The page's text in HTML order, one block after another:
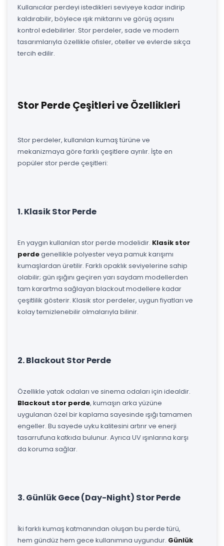
Kullanıcılar perdeyi istedikleri seviyeye kadar indirip
kaldırabilir, böylece ışık miktarını ve görüş açısını
kontrol edebilirler. Stor perdeler, sade ve modern
tasarımlarıyla özellikle ofisler, oteller ve evlerde sıkça
tercih edilir.
Stor Perde Çeşitleri ve Özellikleri
Stor perdeler, kullanılan kumaş türüne ve
mekanizmaya göre farklı çeşitlere ayrılır. İşte en
popüler stor perde çeşitleri:
1. Klasik Stor Perde
En yaygın kullanılan stor perde modelidir. Klasik stor
perdegenellikle polyester veya pamuk karışımı
kumaşlardan üretilir. Farklı opaklık seviyelerine sahip
olabilir; gün ışığını geçiren yarı saydam modellerden
tam karartma sağlayan blackout modellere kadar
çeşitlilik gösterir. Klasik stor perdeler, uygun fiyatları ve
kolay temizlenebilir olmalarıyla bilinir.
2. Blackout Stor Perde
Özellikle yatak odaları ve sinema odaları için idealdir.
Blackout stor perde, kumaşın arka yüzüne
uygulanan özel bir kaplama sayesinde ışığı tamamen
engeller. Bu sayede uyku kalitesini artırır ve enerji
tasarrufuna katkıda bulunur. Ayrıca UV ışınlarına karşı
da koruma sağlar.
3. Günlük Gece (Day-Night) Stor Perde
İki farklı kumaş katmanından oluşan bu perde türü,
hem gündüz hem gece kullanımına uygundur. Günlük